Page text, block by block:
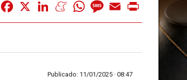
Share Facebook LinkedInMeneameWhatsAppMessage
Email
Publicado: 11/01/2025 · 08:47